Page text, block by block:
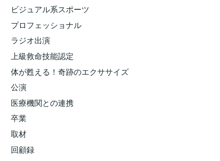
ビジュアル系スポーツ
プロフェッショナル
ラジオ出演
上級救命技能認定
体が甦える！奇跡のエクササイズ
公演
医療機関との連携
卒業
取材
回顧録